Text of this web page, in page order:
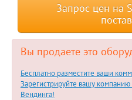
Запрос цен на
Вы продаете это
Бесплатно разместите ваши
Зарегистрируйте вашу
Вендинга!